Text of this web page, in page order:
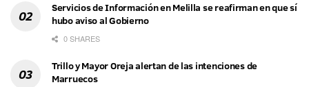
Servicios de Información en Melilla se reafirman en que sí
hubo aviso al Gobierno
0 SHARES
Trillo y Mayor Oreja alertan de las intenciones de
Marruecos